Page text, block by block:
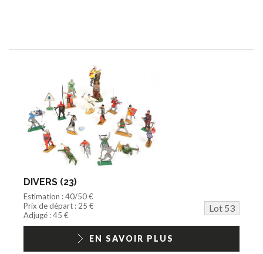
DIVERS (23)
Estimation : 40/50 €
Prix de départ : 25 €
Lot 53
Adjugé : 45 €
EN SAVOIR PLUS